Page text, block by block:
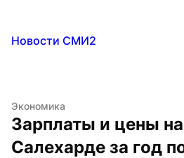
Новости СМИ2
Экономика
Зарплаты и цены
Салехарде за год